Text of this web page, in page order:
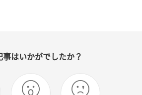
事はいかがでしたか？